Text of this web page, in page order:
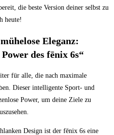
die beste⁣ Version deiner selbst zu
⁣heute!
⁤Eleganz:
des fēnix 6s“
für​ alle, die nach ⁤maximale
‌Dieser ​intelligente Sport- und
Power, um deine Ziele zu
Design ist der fēnix​ 6s ‌eine